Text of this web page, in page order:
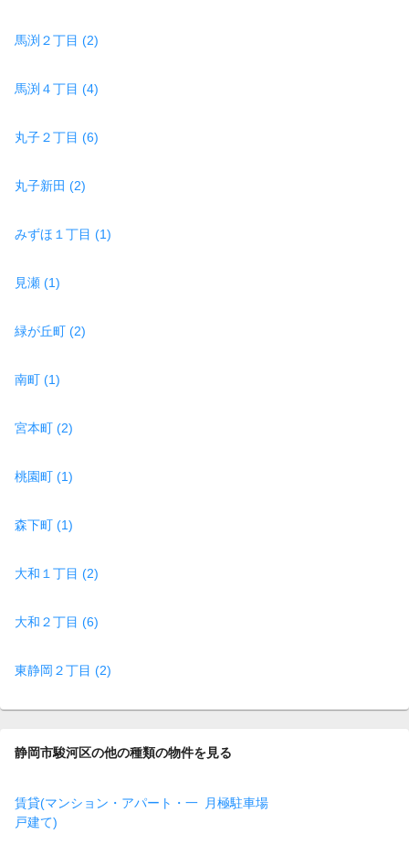
馬渕２丁目 (2)
馬渕４丁目 (4)
丸子２丁目 (6)
丸子新田 (2)
みずほ１丁目 (1)
見瀬 (1)
緑が丘町 (2)
南町 (1)
宮本町 (2)
桃園町 (1)
森下町 (1)
大和１丁目 (2)
大和２丁目 (6)
東静岡２丁目 (2)
静岡市駿河区の他の種類の物件を見る
賃貸(マンション・アパート・一
戸建て)
月極駐車場